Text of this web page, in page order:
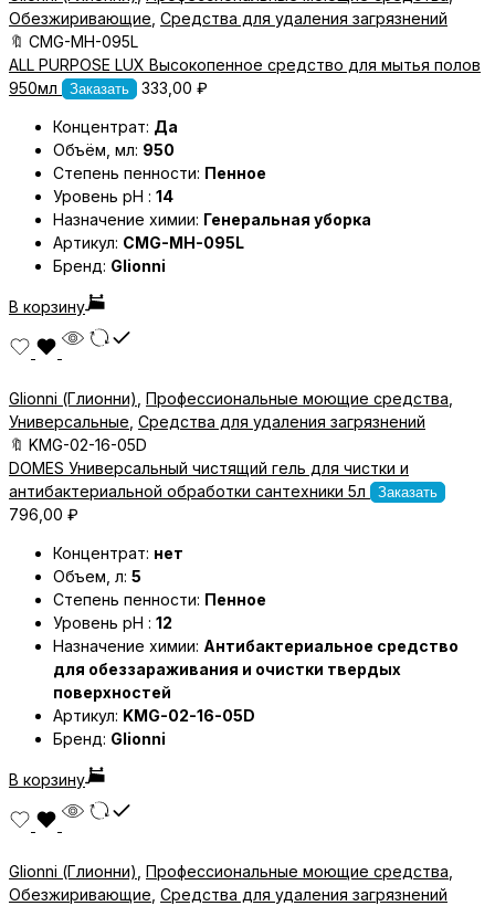
Обезжиривающие Средства для удаления загрязнений
🔖 CMG-MH-095L
ALL PURPOSE LUX Высокопенное средство для мытья полов
950мл
Заказать 333,00 ₽
Концентрат: Да
Объём, мл: 950
Степень пенности: Пенное
Уровень pH : 14
Назначение химии: Генеральная уборка
Артикул: CMG-MH-095L
Бренд: Glionni
В корзину
Glionni (Глионни) Профессиональные моющие средства
Универсальные Средства для удаления загрязнений
🔖 KMG-02-16-05D
DOMES Универсальный чистящий гель для чистки и
антибактериальной обработки сантехники 5л
Заказать
796,00 ₽
Концентрат: нет
Объем, л: 5
Степень пенности: Пенное
Уровень pH : 12
Назначение химии: Антибактериальное средство
для обеззараживания и очистки твердых
поверхностей
Артикул: KMG-02-16-05D
Бренд: Glionni
В корзину
Glionni (Глионни) Профессиональные моющие средства
Обезжиривающие Средства для удаления загрязнений